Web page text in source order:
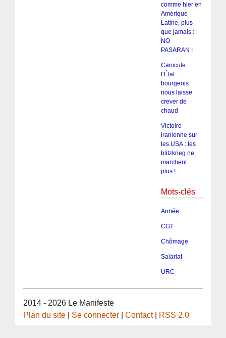
comme hier en
Amérique
Latine, plus
que jamais :
NO
PASARAN !
Canicule :
l’État
bourgeois
nous laisse
crever de
chaud
Victoire
iranienne sur
les USA : les
blitzkrieg ne
marchent
plus !
Mots-clés
Armée
CGT
Chômage
Salariat
URC
2014 - 2026 Le Manifeste
Plan du site
Se connecter |Contact| RSS 2.0